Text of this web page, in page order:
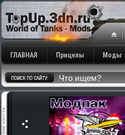
ГЛАВНАЯ Прицелы Моды